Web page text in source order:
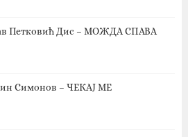
Петковић Дис – МОЖДА СПАВА
Симонов – ЧЕКАЈ МЕ